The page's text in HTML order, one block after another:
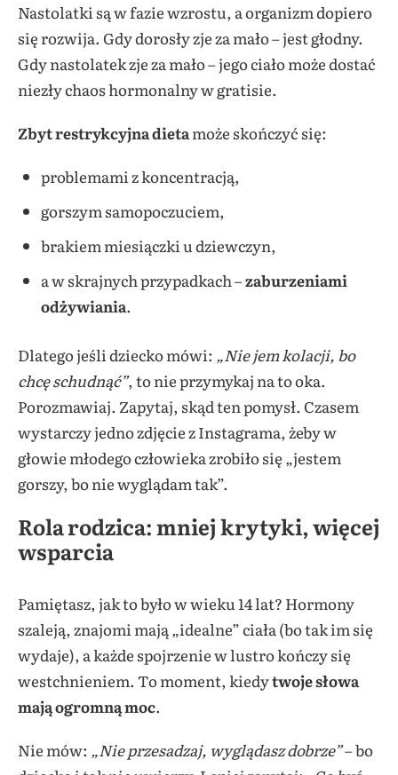
Nastolatki są w fazie wzrostu, a organizm dopiero
się rozwija. Gdy dorosły zje za mało – jest głodny.
Gdy nastolatek zje za mało – jego ciało może dostać
niezły chaos hormonalny w gratisie.
Zbyt restrykcyjna dietamoże skończyć się:
problemami z koncentracją,
gorszym samopoczuciem,
brakiem miesiączki u dziewczyn,
a w skrajnych przypadkach –zaburzeniami
odżywiania.
Dlatego jeśli dziecko mówi: „Nie jem kolacji, bo
chcę schudnąć”, to nie przymykaj na to oka.
Porozmawiaj. Zapytaj, skąd ten pomysł. Czasem
wystarczy jedno zdjęcie z Instagrama, żeby w
głowie młodego człowieka zrobiło się „jestem
gorszy, bo nie wyglądam tak”.
Rola rodzica: mniej krytyki, więcej
wsparcia
Pamiętasz, jak to było w wieku 14 lat? Hormony
szaleją, znajomi mają „idealne” ciała (bo tak im się
wydaje), a każde spojrzenie w lustro kończy się
westchnieniem. To moment, kiedytwoje słowa
mają ogromną moc.
Nie mów: „Nie przesadzaj, wyglądasz dobrze”– bo